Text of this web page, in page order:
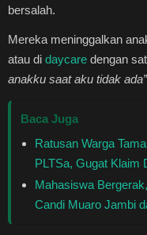
Ekonomi Bisnis
Healthstyle
Environmental
Kuliner
bersalah.
Mereka meninggalkan
atau di daycare dengan
anakku saat aku tidak
Baca Juga
Ratusan Warga
PLTSa, Gugat Klaim
Mahasiswa
Candi Muaro Jambi